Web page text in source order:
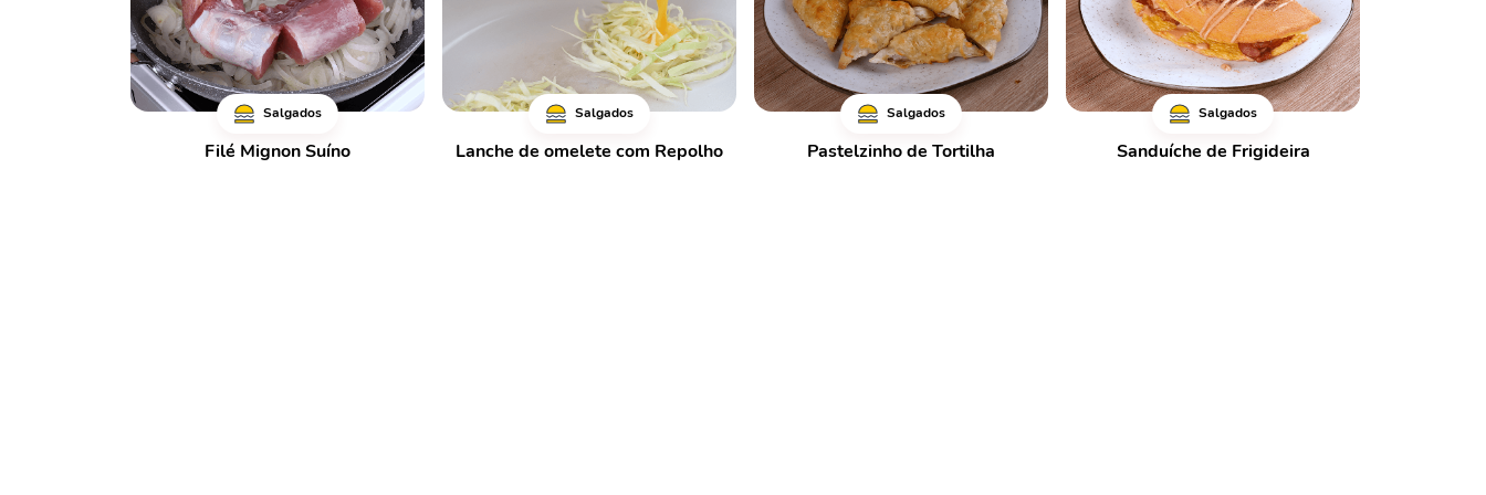
Salgados
Filé Mignon Suíno
Salgados
Lanche de omelete com Repolho
Salgados
Pastelzinho de Tortilha
Salgados
Sanduíche de Frigideira